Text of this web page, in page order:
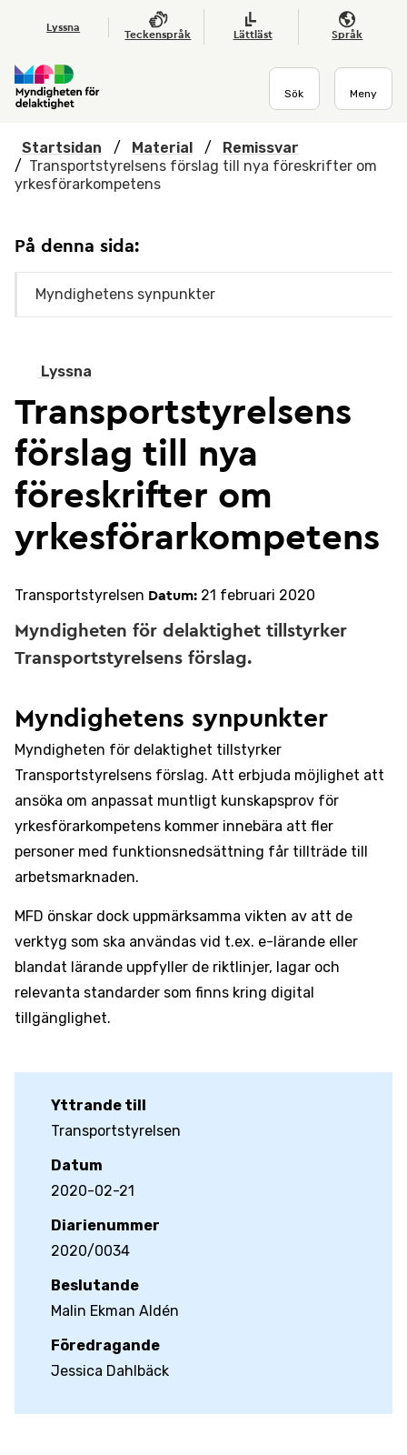
Hoppa till huvudmenyn
Lyssna
Teckenspråk Lättläst Språk
Sök Meny
Startsidan / Material /
Remissvar
/ Transportstyrelsens förslag till nya föreskrifter om
yrkesförarkompetens
Lyssna
Transportstyrelsens
förslag till nya
föreskrifter om
yrkesförarkompetens
Transportstyrelsen Datum: 21 februari 2020
Myndigheten för delaktighet tillstyrker
Transportstyrelsens förslag.
Myndighetens synpunkter
Myndigheten för delaktighet tillstyrker
Transportstyrelsens förslag. Att erbjuda möjlighet att
ansöka om anpassat muntligt kunskapsprov för
yrkesförarkompetens kommer innebära att fler
personer med funktionsnedsättning får tillträde till
arbetsmarknaden.
MFD önskar dock uppmärksamma vikten av att de
verktyg som ska användas vid t.ex. e-lärande eller
blandat lärande uppfyller de riktlinjer, lagar och
relevanta standarder som finns kring digital
tillgänglighet.
Yttrande till
Transportstyrelsen
Datum
2020-02-21
Diarienummer
2020/0034
Beslutande
Malin Ekman Aldén
Föredragande
Jessica Dahlbäck
På denna sida:
Myndighetens synpunkter